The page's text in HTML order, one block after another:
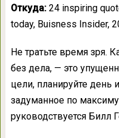
Откуда: 24 inspiring
today, Buisness Insider,
Не тратьте время зря.
без дела, — это
цели, планируйте день
задуманное по
руководствуется Билл